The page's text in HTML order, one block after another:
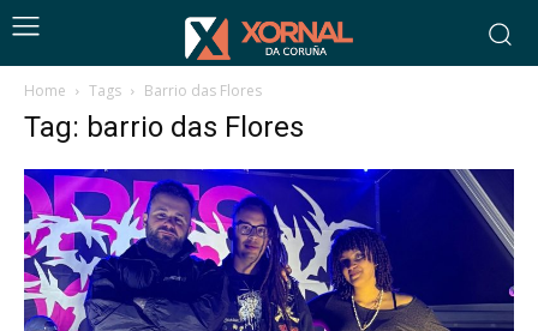
Home Tags Barrio das Flores
Tag: barrio das Flores